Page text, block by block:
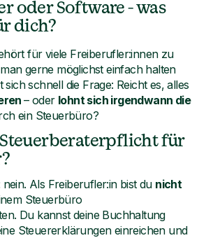
oder Software – was
dich?
für viele Freiberufler:innen zu
gerne möglichst einfach halten
sich schnell die Frage: Reicht es, alles
– oder lohnt sich irgendwann die
ein Steuerbüro?
Steuerberaterpflicht für
Als Freiberufler:in bist du nicht
Steuerbüro
Du kannst deine Buchhaltung
Steuererklärungen einreichen und